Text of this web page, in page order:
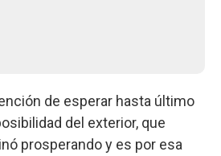
de esperar hasta último
del exterior, que
prosperando y es por esa